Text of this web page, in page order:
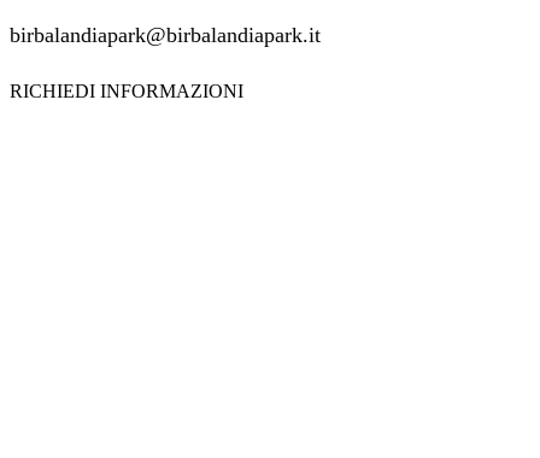
birbalandiapark@birbalandiapark.it
RICHIEDI INFORMAZIONI